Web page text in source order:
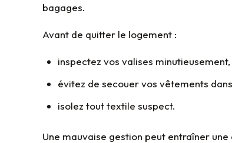
bagages.
Avant de quitter le logement :
inspectez vos valises minutieusement,
évitez de secouer vos vêtements
isolez tout textile suspect.
Une mauvaise gestion peut entraîner